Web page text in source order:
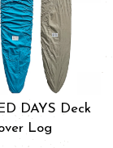
DAYS Deck
Log